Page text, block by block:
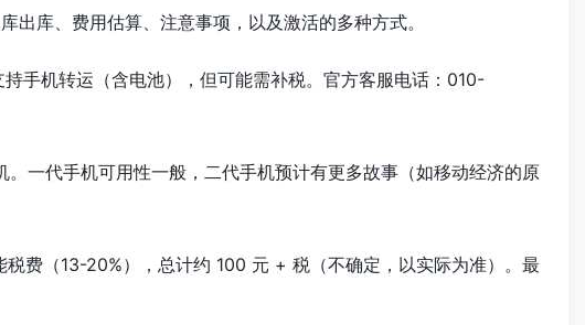
库、费用估算、注意事项，以及激活的多种方式。
手机转运（含电池），但可能需补税。官方客服电话：010-
一代手机可用性一般，二代手机预计有更多故事（如移动经济的原
费（13-20%），总计约 100 元 + 税（不确定，以实际为准）。最